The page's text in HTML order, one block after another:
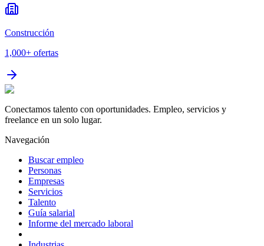
Construcción
1,000+ ofertas
Conectamos talento con oportunidades. Empleo, servicios y
freelance en un solo lugar.
Navegación
Buscar empleo
Personas
Empresas
Servicios
Talento
Guía salarial
Informe del mercado laboral